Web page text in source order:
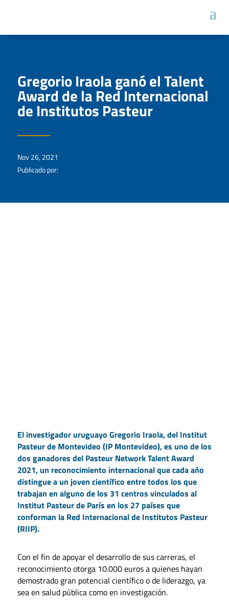
Gregorio Iraola ganó el Talent
Award de la Red Internacional
de Institutos Pasteur
Nov 26, 2021
Publicado por:
El investigador uruguayo Gregorio Iraola, del Institut
Pasteur de Montevideo (IP Montevideo), es uno de los
dos ganadores del Pasteur Network Talent Award
2021, un reconocimiento internacional que cada año
distingue a un joven científico entre todos los que
trabajan en alguno de los 31 centros vinculados al
Institut Pasteur de París en los 27 países que
conforman la Red Internacional de Institutos Pasteur
(RIIP).
Con el fin de apoyar el desarrollo de sus carreras, el
reconocimiento otorga 10.000 euros a quienes hayan
demostrado gran potencial científico o de liderazgo, ya
sea en salud pública como en investigación.